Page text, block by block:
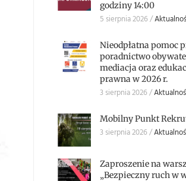
godziny 14:00
5 sierpnia 2026
Nieodpłatna pomoc
poradnictwo
mediacja oraz
prawna w 2026 r.
3 sierpnia 2026
Mobilny Punkt
3 sierpnia 2026
Zaproszenie na
„Bezpieczny ruch w